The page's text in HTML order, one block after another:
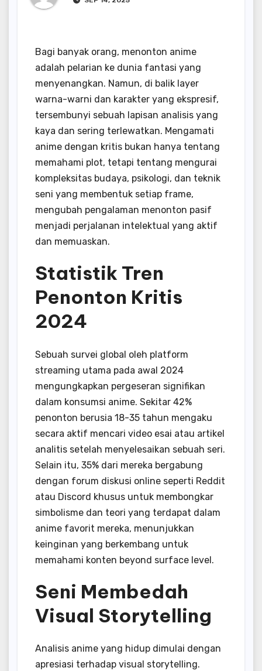
Bagi banyak orang, menonton anime
adalah pelarian ke dunia fantasi yang
menyenangkan. Namun, di balik layer
warna-warni dan karakter yang ekspresif,
tersembunyi sebuah lapisan analisis yang
kaya dan sering terlewatkan. Mengamati
anime dengan kritis bukan hanya tentang
memahami plot, tetapi tentang mengurai
kompleksitas budaya, psikologi, dan teknik
seni yang membentuk setiap frame,
mengubah pengalaman menonton pasif
menjadi perjalanan intelektual yang aktif
dan memuaskan.
Statistik Tren
Penonton Kritis
2024
Sebuah survei global oleh platform
streaming utama pada awal 2024
mengungkapkan pergeseran signifikan
dalam konsumsi anime. Sekitar 42%
penonton berusia 18-35 tahun mengaku
secara aktif mencari video esai atau artikel
analitis setelah menyelesaikan sebuah seri.
Selain itu, 35% dari mereka bergabung
dengan forum diskusi online seperti Reddit
atau Discord khusus untuk membongkar
simbolisme dan teori yang terdapat dalam
anime favorit mereka, menunjukkan
keinginan yang berkembang untuk
memahami konten beyond surface level.
Seni Membedah
Visual Storytelling
Analisis anime yang hidup dimulai dengan
apresiasi terhadap visual storytelling.